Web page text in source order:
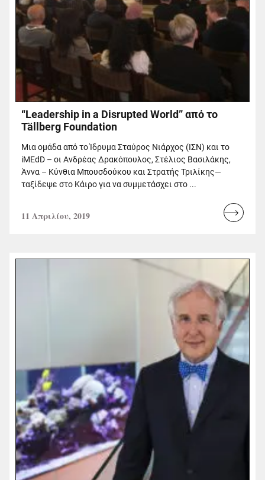
“Leadership in a Disrupted World” από το
Tällberg Foundation
Μια ομάδα από το Ίδρυμα Σταύρος Νιάρχος (ΙΣΝ) και το
iMEdD – οι Ανδρέας Δρακόπουλος, Στέλιος Βασιλάκης,
Άννα – Κύνθια Μπουσδούκου και Στρατής Τριλίκης—
ταξίδεψε στο Κάιρο για να συμμετάσχει στο ...
11 Απριλίου, 2019
Read